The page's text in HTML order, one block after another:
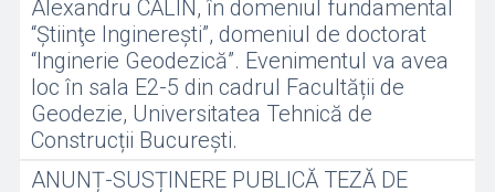
Alexandru CĂLIN, în domeniul fundamental
“Ştiinţe Inginereşti”, domeniul de doctorat
“Inginerie Geodezică”. Evenimentul va avea
loc în sala E2-5 din cadrul Facultății de
Geodezie, Universitatea Tehnică de
Construcții București.
ANUNȚ-SUSȚINERE PUBLICĂ TEZĂ DE